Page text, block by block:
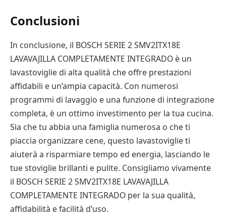
Conclusioni
In conclusione, il BOSCH SERIE 2 SMV2ITX18E
LAVAVAJILLA COMPLETAMENTE INTEGRADO è un
lavastoviglie di alta qualità che offre prestazioni
affidabili e un’ampia capacità. Con numerosi
programmi di lavaggio e una funzione di integrazione
completa, è un ottimo investimento per la tua cucina.
Sia che tu abbia una famiglia numerosa o che ti
piaccia organizzare cene, questo lavastoviglie ti
aiuterà a risparmiare tempo ed energia, lasciando le
tue stoviglie brillanti e pulite. Consigliamo vivamente
il BOSCH SERIE 2 SMV2ITX18E LAVAVAJILLA
COMPLETAMENTE INTEGRADO per la sua qualità,
affidabilità e facilità d’uso.